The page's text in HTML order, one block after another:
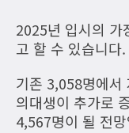
2025년 입시의 가
고 할 수 있습니다.
기존 3,058명에서
의대생이 추가로
4,567명이 될 전